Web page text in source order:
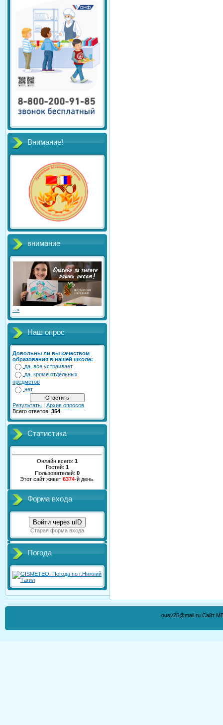
Внимание!
внимание
-->
Наш опрос
Довольны ли вы качеством
образования в нашей школе:
да, все устраивает
да, кроме отдельных
предметов
нет
Результаты | Архив опросов
Всего ответов: 354
Статистика
Онлайн всего: 1
Гостей: 1
Пользователей: 0
Этот сайт живет 6374-й день.
Форма входа
Войти через uID
Старая форма входа
Погода
ousv25@mail.ru Сайт